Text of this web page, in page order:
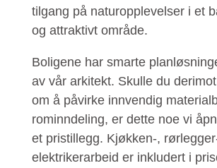
tilgang på naturopplevelser i et
og attraktivt område.
Boligene har smarte
av vår arkitekt. Skulle du
om å påvirke innvendig
rominndeling, er dette noe vi
et pristillegg. Kjøkken-,
elektrikerarbeid er inkludert i